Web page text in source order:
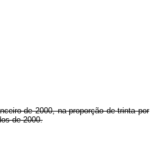
de 2000, na proporção de trinta por
de 2000.